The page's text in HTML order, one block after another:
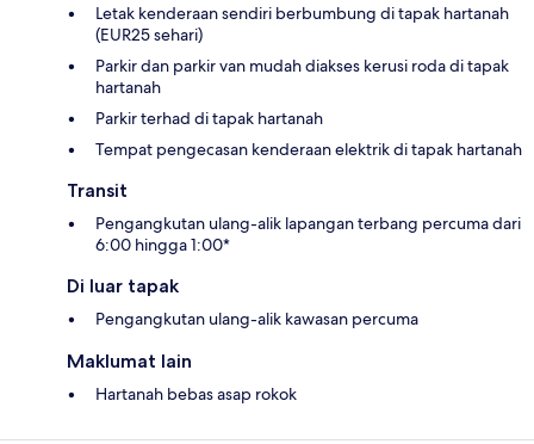
Letak kenderaan sendiri berbumbung di tapak hartanah
(EUR25 sehari)
Parkir dan parkir van mudah diakses kerusi roda di tapak
hartanah
Parkir terhad di tapak hartanah
Tempat pengecasan kenderaan elektrik di tapak hartanah
Transit
Pengangkutan ulang-alik lapangan terbang percuma dari
6:00 hingga 1:00*
Di luar tapak
Pengangkutan ulang-alik kawasan percuma
Maklumat lain
Hartanah bebas asap rokok